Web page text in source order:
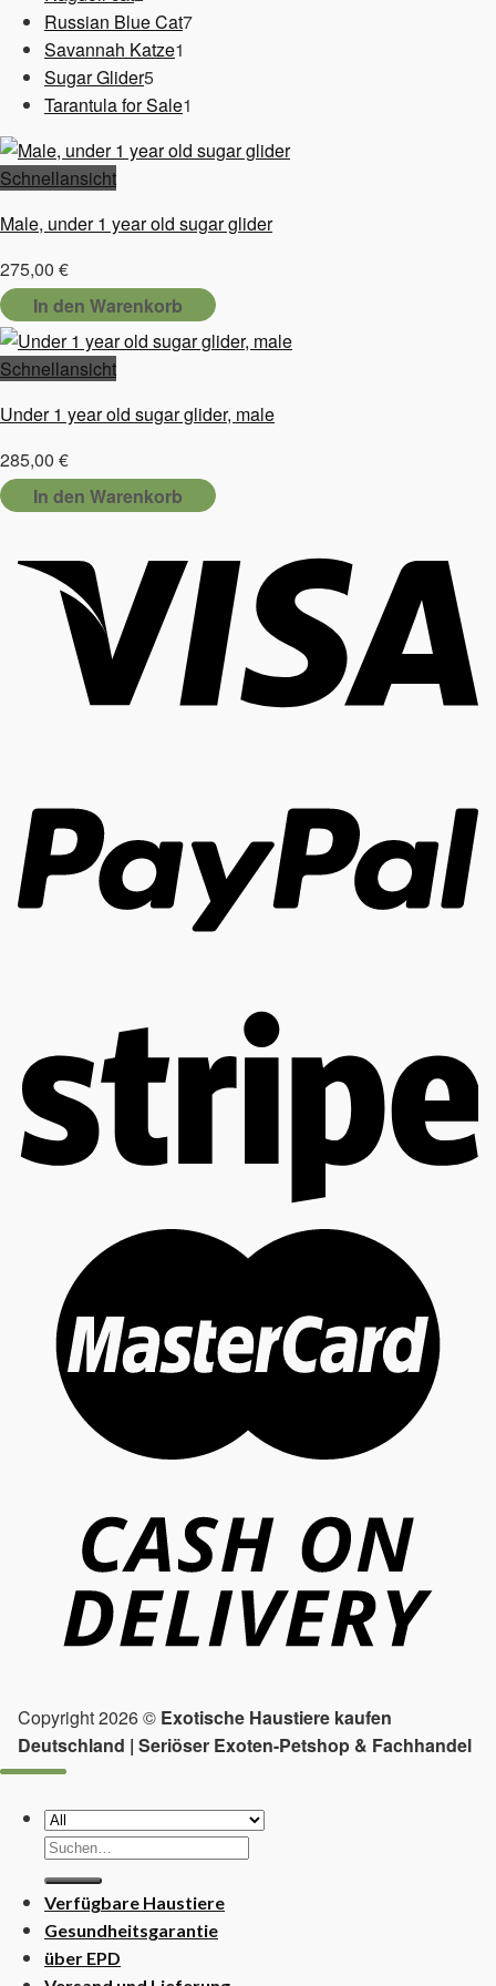
Produkte
Russian Blue Cat77
Savannah Katze1
Sugar Glider55
Produkte
Tarantula for Sale1
Schnellansicht
Male, under 1 year old sugar glider
275,00 €
In den Warenkorb
Schnellansicht
Under 1 year old sugar glider, male
285,00 €
In den Warenkorb
Copyright 2026 © Exotische Haustiere kaufen
Deutschland | Seriöser Exoten-Petshop & Fachhandel
Suchen
nach:
Verfügbare Haustiere
Gesundheitsgarantie
über EPD